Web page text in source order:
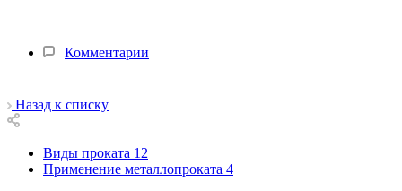
Комментарии
Назад к списку
Виды проката 12
Применение металлопроката 4